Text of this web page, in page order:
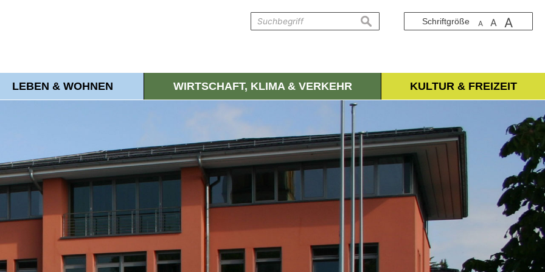
Schriftgröße A A A
suchen
LEBEN & WOHNEN WIRTSCHAFT, KLIMA & VERKEHR KULTUR & FREIZEIT